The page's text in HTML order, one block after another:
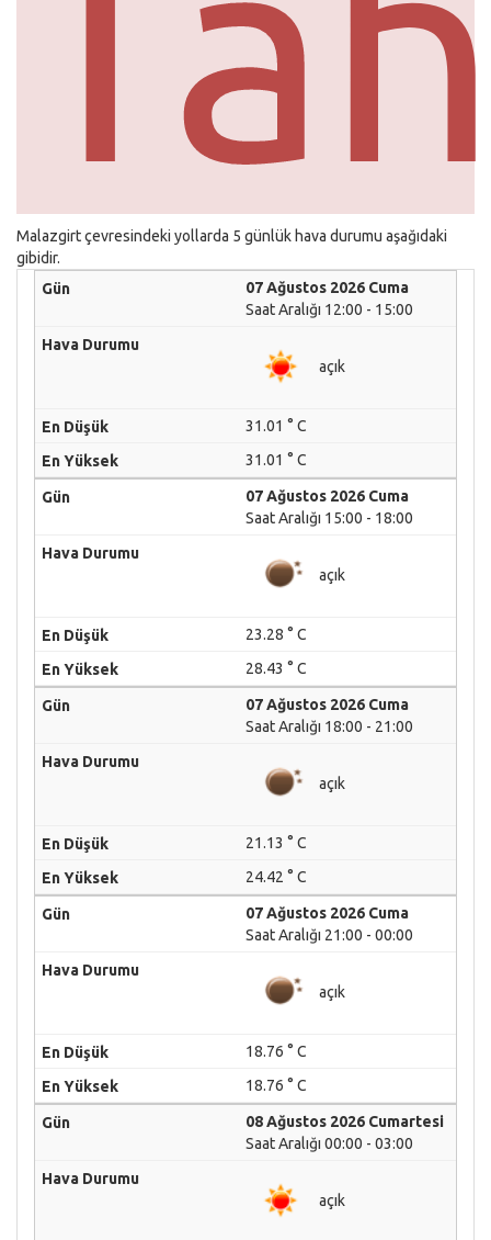
Malazgirt çevresindeki yollarda 5 günlük hava durumu aşağıdaki
gibidir.
07 Ağustos 2026 Cuma
Saat Aralığı 12:00 - 15:00
açık
31.01 ° C
31.01 ° C
07 Ağustos 2026 Cuma
Saat Aralığı 15:00 - 18:00
açık
23.28 ° C
28.43 ° C
07 Ağustos 2026 Cuma
Saat Aralığı 18:00 - 21:00
açık
21.13 ° C
24.42 ° C
07 Ağustos 2026 Cuma
Saat Aralığı 21:00 - 00:00
açık
18.76 ° C
18.76 ° C
08 Ağustos 2026 Cumartesi
Saat Aralığı 00:00 - 03:00
açık